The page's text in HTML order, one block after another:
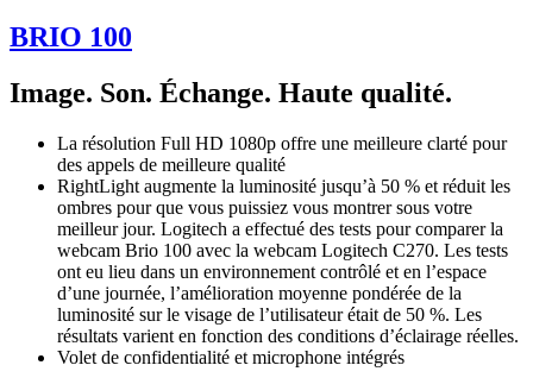
BRIO 100
Image. Son. Échange. Haute qualité.
La résolution Full HD 1080p offre une meilleure clarté pour
des appels de meilleure qualité
RightLight augmente la luminosité jusqu’à 50 % et réduit les
ombres pour que vous puissiez vous montrer sous votre
meilleur jour. Logitech a effectué des tests pour comparer la
webcam Brio 100 avec la webcam Logitech C270. Les tests
ont eu lieu dans un environnement contrôlé et en l’espace
d’une journée, l’amélioration moyenne pondérée de la
luminosité sur le visage de l’utilisateur était de 50 %. Les
résultats varient en fonction des conditions d’éclairage réelles.
Volet de confidentialité et microphone intégrés